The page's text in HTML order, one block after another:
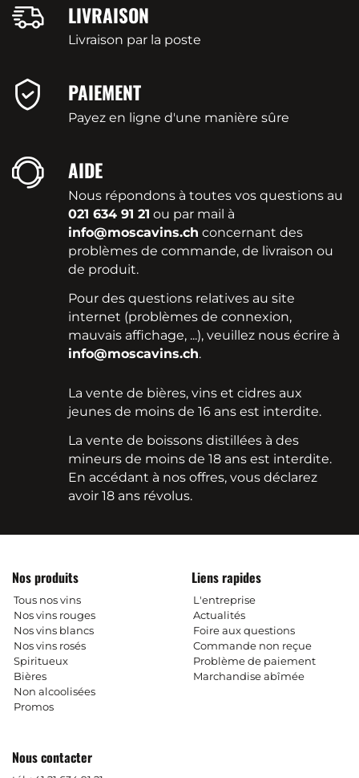
LIVRAISON
Livraison par la poste
PAIEMENT
Payez en ligne d'une manière sûre
AIDE
Nous répondons à toutes vos questions au
021 634 91 21 ou par mail à
info@moscavins.ch concernant des
problèmes de commande, de livraison ou
de produit.
Pour des questions relatives au site
internet (problèmes de connexion,
mauvais affichage, ...), veuillez nous écrire à
info@moscavins.ch.
La vente de bières, vins et cidres aux
jeunes de moins de 16 ans est interdite.
La vente de boissons distillées à des
mineurs de moins de 18 ans est interdite.
En accédant à nos offres, vous déclarez
avoir 18 ans révolus.
Nos produits
Tous nos vins
Nos vins rouges
Nos vins blancs
Nos vins rosés
Spiritueux
Bières
Non alcoolisées
Promos
Liens rapides
L'entreprise
Actualités
Foire aux questions
Commande non reçue
Problème de paiement
Marchandise abîmée
Nous contacter